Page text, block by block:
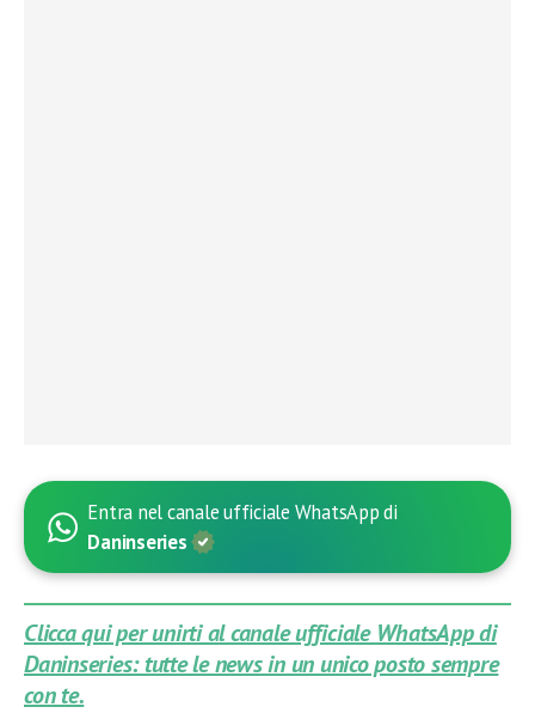
Entra nel canale ufficiale WhatsApp di
Daninseries
Clicca qui per unirti al canale ufficiale WhatsApp di
Daninseries: tutte le news in un unico posto sempre
con te.